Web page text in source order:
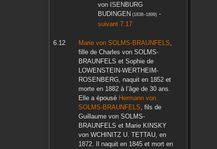
von ISENBURG
BUDINGEN (1838–1899)-
suivant 7.17
Marievon SOLMS-BRAUNFELS,
fille de Charles von SOLMS-
BRAUNFELS et Sophiede
LOWENSTEIN-WERTHEIM-
ROSENBERG, naquit en 1852et
morte en 1882à l’âge de 30 ans.
Elle a épousé Hermannvon
SOLMS-BRAUNFELS, fils de
Guillaumevon SOLMS-
BRAUNFELS et MarieKINSKY
von WCHINITZ U. TETTAU, en
1872. Il naquit en 1845et mort en